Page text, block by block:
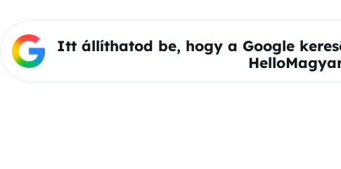
Itt állíthatod be, hogy a Google